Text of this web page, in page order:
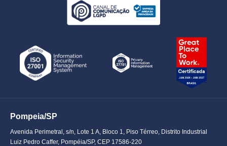
Pompeia/SP
Avenida Perimetral, s/n, Lote 1 A, Bloco 1, Piso Térreo, Distrito Industrial
Luiz Pedro Caffer, Pompéia/SP, CEP 17586-220